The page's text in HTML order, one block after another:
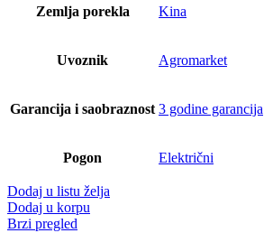
Zemlja porekla Kina
Uvoznik Agromarket
Garancija i saobraznost 3 godine garancija
Pogon Električni
Dodaj u listu želja
Dodaj u korpu
Brzi pregled